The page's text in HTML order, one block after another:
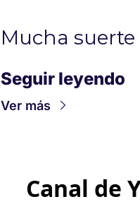
Mucha suerte
Seguir leyendo
Ver más
Canal de